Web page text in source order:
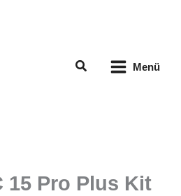
Suchen Menü
15 Pro Plus Kit